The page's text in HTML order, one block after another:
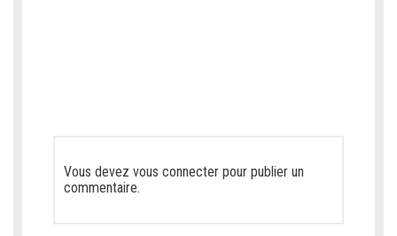
Vous devez vous connecter pour publier un
commentaire.